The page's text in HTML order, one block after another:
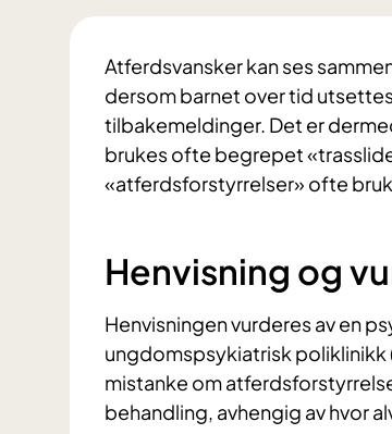
Atferdsvansker kan ses
dersom barnet over tid
tilbakemeldinger. Det er
brukes ofte begrepet
«atferdsforstyrrelser» ofte
Henvisning og
Henvisningen vurderes av en
ungdomspsykiatrisk poliklinikk
mistanke om
behandling, avhengig av hvor